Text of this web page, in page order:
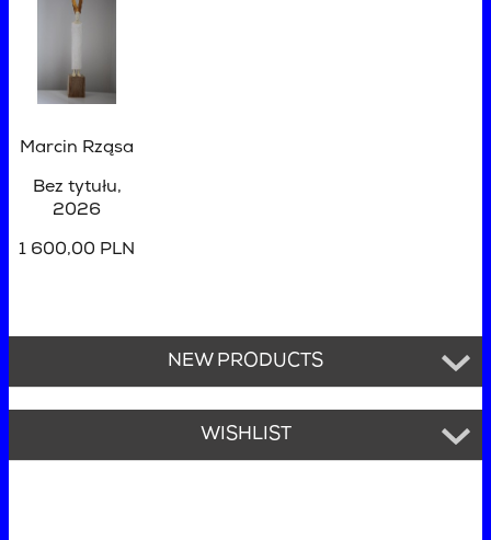
Marcin Rząsa
Bez tytułu,
2026
1 600,00 PLN
NEW PRODUCTS
WISHLIST